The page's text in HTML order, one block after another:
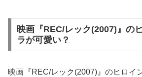
映画『REC/レック(2007)』の
ラが可愛い？
映画『REC/レック(2007)』のヒロイ